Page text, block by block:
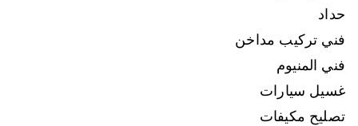
حداد
فني تركيب مداخن
فني المنيوم
غسيل سيارات
تصليح مكيفات